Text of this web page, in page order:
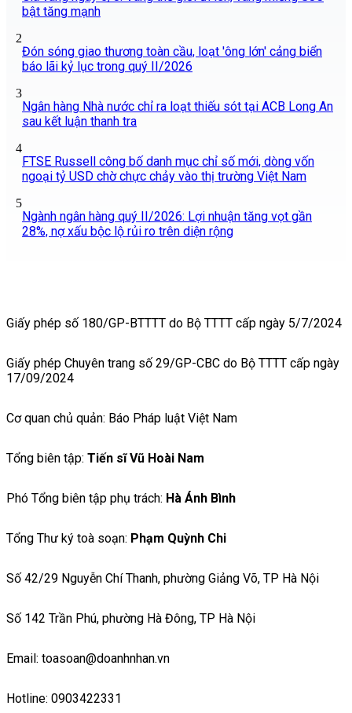
bật tăng mạnh
2
Đón sóng giao thương toàn cầu, loạt 'ông lớn' cảng biển
báo lãi kỷ lục trong quý II/2026
3
Ngân hàng Nhà nước chỉ ra loạt thiếu sót tại ACB Long An
sau kết luận thanh tra
4
FTSE Russell công bố danh mục chỉ số mới, dòng vốn
ngoại tỷ USD chờ chực chảy vào thị trường Việt Nam
5
Ngành ngân hàng quý II/2026: Lợi nhuận tăng vọt gần
28%, nợ xấu bộc lộ rủi ro trên diện rộng
Giấy phép số 180/GP-BTTTT do Bộ TTTT cấp ngày 5/7/2024
Giấy phép Chuyên trang số 29/GP-CBC do Bộ TTTT cấp ngày
17/09/2024
Cơ quan chủ quản: Báo Pháp luật Việt Nam
Tổng biên tập: Tiến sĩ Vũ Hoài Nam
Phó Tổng biên tập phụ trách: Hà Ánh Bình
Tổng Thư ký toà soạn: Phạm Quỳnh Chi
Số 42/29 Nguyễn Chí Thanh, phường Giảng Võ, TP Hà Nội
Số 142 Trần Phú, phường Hà Đông, TP Hà Nội
Email: toasoan@doanhnhan.vn
Hotline: 0903422331